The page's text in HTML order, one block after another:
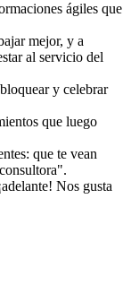
ágiles que
mejor, y a
al servicio del
y celebrar
que luego
que te vean
Nos gusta